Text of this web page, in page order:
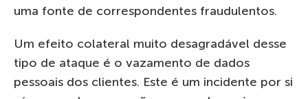
uma fonte de correspondentes fraudulentos.
Um efeito colateral muito desagradável desse
tipo de ataque é o vazamento de dados
pessoais dos clientes. Este é um incidente por si